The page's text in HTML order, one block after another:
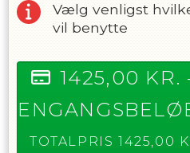
Vælg venligst
vil benytte
1425,00 KR.
TOTALPRIS 1425,00